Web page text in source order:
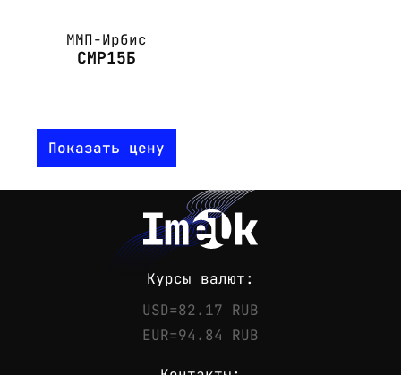
ММП-Ирбис
СМР15Б
Показать цену
Курсы валют:
USD=82.17 RUB
EUR=94.84 RUB